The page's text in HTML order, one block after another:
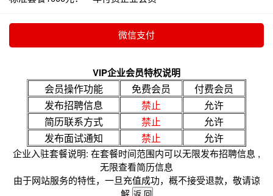
VIP企业会员特权说明
会员操作功能 免费会员
付费会员
发布招聘信息
禁止
允许
简历联系方式
禁止
允许
发布面试通知
禁止 允许
企业入驻套餐说明: 在套餐时间范围内可以无限发布招聘信息 ,
无限查看简历信息
由于网站服务的特性，一旦充值成功，概不接受退款，敬请谅
解